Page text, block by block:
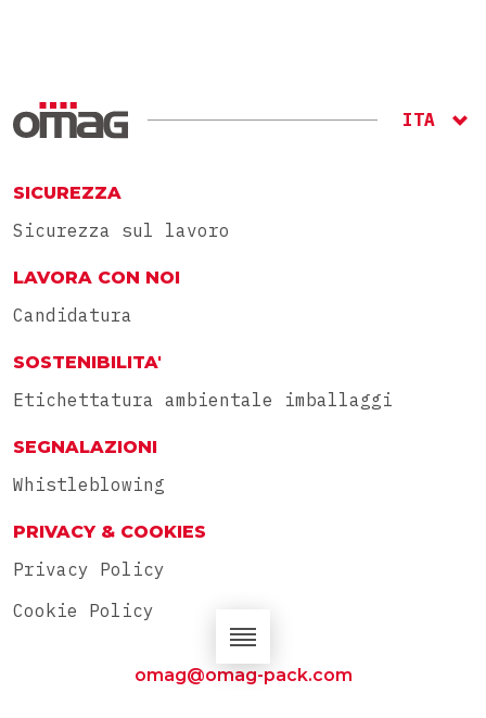
ITA
SICUREZZA
Sicurezza sul lavoro
LAVORA CON NOI
Candidatura
SOSTENIBILITA'
Etichettatura ambientale imballaggi
SEGNALAZIONI
Whistleblowing
PRIVACY & COOKIES
Privacy Policy
Cookie Policy
omag@omag-pack.com